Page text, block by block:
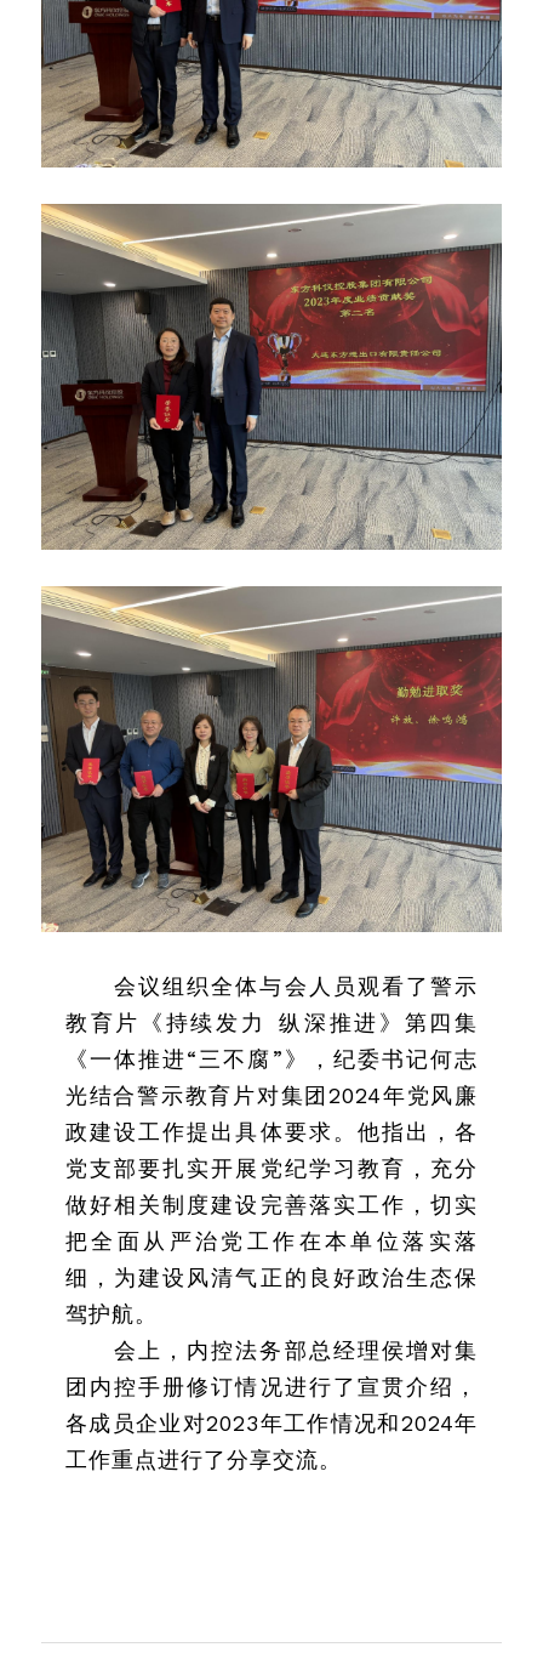
会议组织全体与会人员观看了警示
教育片《持续发力 纵深推进》第四集
《一体推进“三不腐”》，纪委书记何志
光结合警示教育片对集团2024年党风廉
政建设工作提出具体要求。他指出，各
党支部要扎实开展党纪学习教育，充分
做好相关制度建设完善落实工作，切实
把全面从严治党工作在本单位落实落
细，为建设风清气正的良好政治生态保
驾护航。
会上，内控法务部总经理侯增对集
团内控手册修订情况进行了宣贯介绍，
各成员企业对2023年工作情况和2024年
工作重点进行了分享交流。